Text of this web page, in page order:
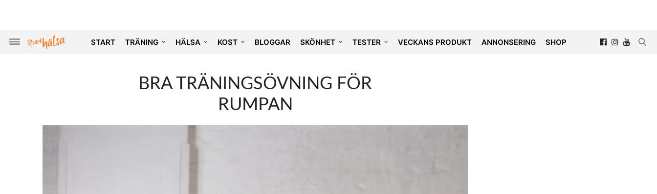
START TRÄNING HÄLSA KOST BLOGGAR SKÖNHET TESTER VECKANS PRODUKT ANNONSERING SHOP
BRA TRÄNINGSÖVNING FÖR
RUMPAN